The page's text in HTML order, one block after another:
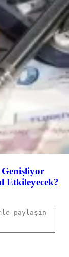
Genişliyor
Etkileyecek?